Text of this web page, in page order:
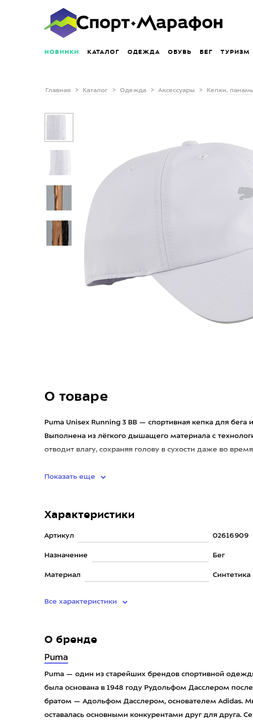
НОВИНКИ КАТАЛОГ ОДЕЖДА ОБУВЬ БЕГ ТУРИЗМ
Главная Каталог Одежда Аксессуары Кепки,
О товаре
Puma Unisex Running 3 BB — спортивная кепка для бега
Выполнена из лёгкого дышащего материала с
отводит влагу, сохраняя голову в сухости даже во
Показать еще
Характеристики
Артикул 02616909
Назначение Бег
Материал Синтетика
Все характеристики
О бренде
Puma
Puma — один из старейших брендов спортивной
была основана в 1948 году Рудольфом Дасслером
братом — Адольфом Дасслером, основателем Adidas.
оставалась основными конкурентами друг для друга.